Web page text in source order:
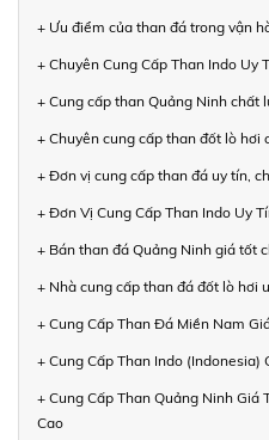
+ Ưu điểm của than đá trong vận
+ Chuyên Cung Cấp Than Indo Uy
+ Cung cấp than Quảng Ninh chất
+ Chuyên cung cấp than đốt lò hơi
+ Đơn vị cung cấp than đá uy tín,
+ Đơn Vị Cung Cấp Than Indo Uy
+ Bán than đá Quảng Ninh giá tốt
+ Nhà cung cấp than đá đốt lò hơi
+ Cung Cấp Than Đá Miền Nam
+ Cung Cấp Than Indo (Indonesia)
+ Cung Cấp Than Quảng Ninh
Cao